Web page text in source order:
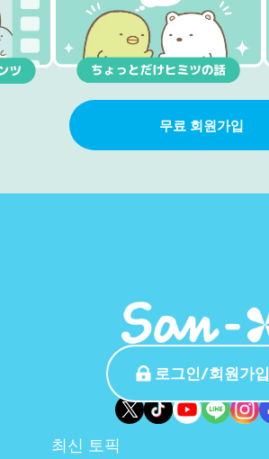
무료 회원가입
로그인/회원가입
최신 토픽